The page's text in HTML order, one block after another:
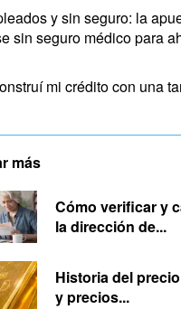
y sin seguro: la
sin seguro médico para
mi crédito con una
más
Cómo verificar y
la dirección de...
Historia del
y precios...